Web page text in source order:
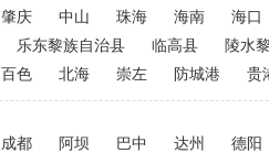
肇庆 中山 珠海 海南
海口
乐东黎族自治县 临高县
陵水
百色 北海 崇左 防城港 贵
成都 阿坝 巴中 达州
德阳